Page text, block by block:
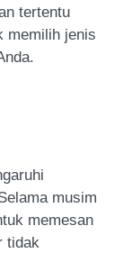
tertentu
memilih jenis
musim
memesan
tidak